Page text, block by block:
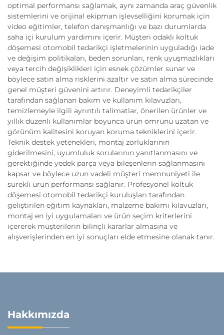
optimal performansı sağlamak, aynı zamanda araç güvenlik
sistemlerini ve orijinal ekipman işlevselliğini korumak için
video eğitimler, telefon danışmanlığı ve bazı durumlarda
saha içi kurulum yardımını içerir. Müşteri odaklı koltuk
döşemesi otomobil tedarikçi işletmelerinin uyguladığı iade
ve değişim politikaları, beden sorunları, renk uyuşmazlıkları
veya tercih değişiklikleri için esnek çözümler sunar ve
böylece satın alma risklerini azaltır ve satın alma sürecinde
genel müşteri güvenini artırır. Deneyimli tedarikçiler
tarafından sağlanan bakım ve kullanım kılavuzları,
temizlemeyle ilgili ayrıntılı talimatlar, önerilen ürünler ve
yıllık düzenli kullanımlar boyunca ürün ömrünü uzatan ve
görünüm kalitesini koruyan koruma tekniklerini içerir.
Teknik destek yetenekleri, montaj zorluklarının
giderilmesini, uyumluluk sorularının yanıtlanmasını ve
gerektiğinde yedek parça veya bileşenlerin sağlanmasını
kapsar ve böylece uzun vadeli müşteri memnuniyeti ile
sürekli ürün performansı sağlanır. Profesyonel koltuk
döşemesi otomobil tedarikçi kuruluşları tarafından
geliştirilen eğitim kaynakları, malzeme bakımı kılavuzları,
montaj en iyi uygulamaları ve ürün seçim kriterlerini
içererek müşterilerin bilinçli kararlar almasına ve
alışverişlerinden en iyi sonuçları elde etmesine olanak tanır.
Hakkımızda